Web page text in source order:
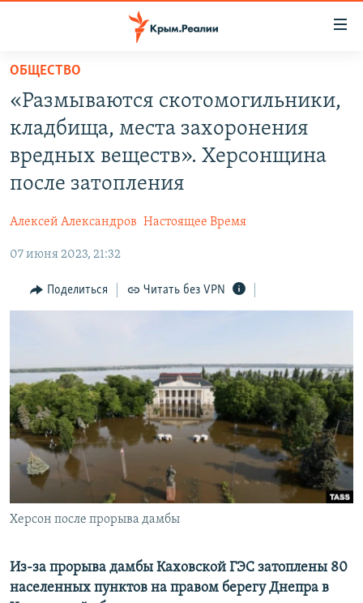
Вернуться
основному
содержанию
главной
Вернутся
СПЕЦПРОЕКТЫ
ИНФОГРАФИКА
ТЕЛЕПРОЕКТ КРЫМ.РЕАЛИИ
ПОБЕДИТЕЛЕЙ НЕ СУДЯТ?
КРЫМ.НЕПОКОРЕННЫЙ
ELIFBE
УКРАИНСКАЯ ПРОБЛЕМА КРЫМА
РАДІО СВОБОДА
КАК ОБОЙТИ БЛОКИРОВКУ
ПРИСОЕДИНЯЙТЕСЬ!
Все сайты RFE/RL
ОБЩЕСТВО
«Размываются скотомогильники,
кладбища, места захоронения
вредных веществ». Херсонщина
после затопления
Алексей Александров Настоящее Время
07 июня 2023, 21:32
Поделиться Читать без VPN
Херсон после прорыва дамбы
Из-за прорыва дамбы Каховской ГЭС затоплены 80
населенных пунктов на правом берегу Днепра в